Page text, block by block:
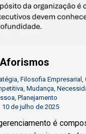
Filosofia Empresarial
Mudança
Planejamento
10 de julho de 2025
é